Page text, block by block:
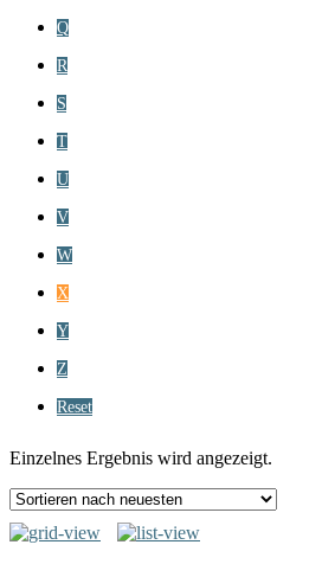
Q
R
S
T
U
V
W
X
Y
Z
Reset
Einzelnes Ergebnis wird angezeigt.